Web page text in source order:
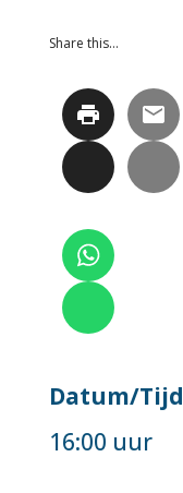
Share this…
Datum/Tijd
16:00 uur